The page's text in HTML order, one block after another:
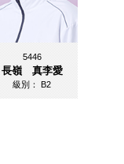
5446
長嶺 真李愛
級別：B2